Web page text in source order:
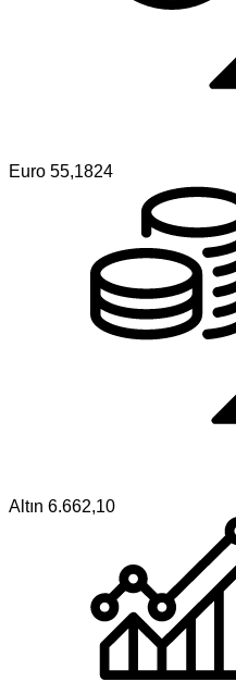
Euro 55,1824
Altın 6.662,10